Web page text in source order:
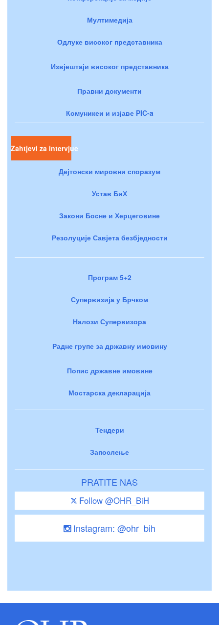
Мултимедија
Одлуке високог представника
Извјештаји високог представника
Правни документи
Комуникеи и изјаве PIC-a
Zahtjevi za intervjue
Дејтонски мировни споразум
Устав БиХ
Закони Босне и Херцеговине
Резолуције Савјета безбједности
Програм 5+2
Супервизија у Брчком
Налози Супервизора
Радне групе за државну имовину
Попис државне имовине
Мостарска декларација
Тендери
Запослење
PRATITE NAS
Follow @OHR_BiH
Instagram: @ohr_bih